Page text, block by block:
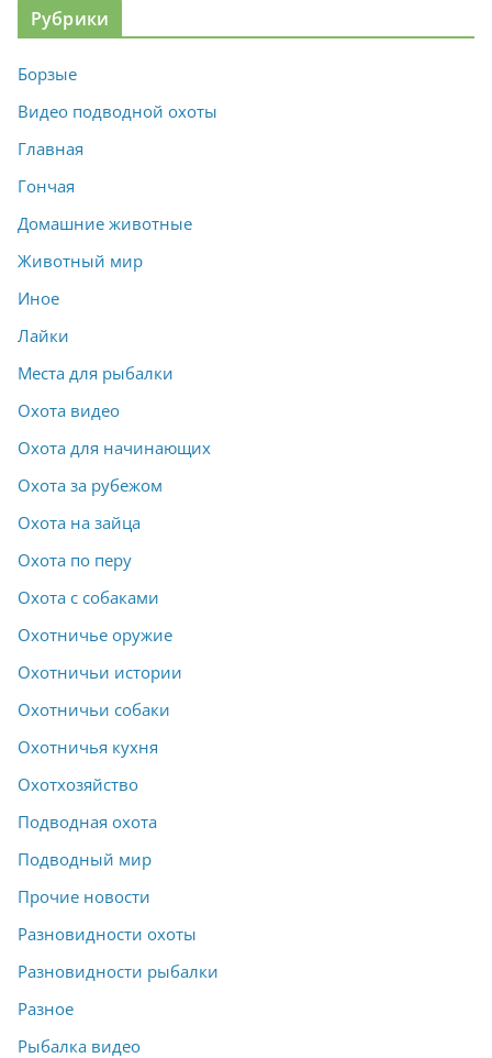
Рубрики
Борзые
Видео подводной охоты
Главная
Гончая
Домашние животные
Животный мир
Иное
Лайки
Места для рыбалки
Охота видео
Охота для начинающих
Охота за рубежом
Охота на зайца
Охота по перу
Охота с собаками
Охотничье оружие
Охотничьи истории
Охотничьи собаки
Охотничья кухня
Охотхозяйство
Подводная охота
Подводный мир
Прочие новости
Разновидности охоты
Разновидности рыбалки
Разное
Рыбалка видео